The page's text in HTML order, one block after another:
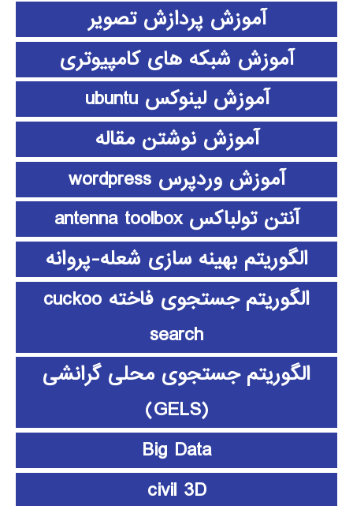
آموزش پردازش تصویر
آموزش شبکه های کامپیوتری
آموزش لینوکس ubuntu
آموزش نوشتن مقاله
آموزش وردپرس wordpress
آنتن تولباکس antenna toolbox
الگوریتم بهینه سازی شعله-پروانه
الگوریتم جستجوی فاخته cuckoo
search
الگوریتم جستجوی محلی گرانشی
(GELS)
Big Data
civil 3D